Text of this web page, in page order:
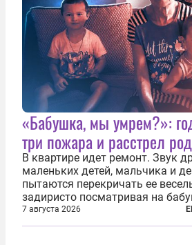
«Бабушка, мы умрем?»:
три пожара и расстрел
В квартире идет ремонт. Звук
маленьких детей, мальчика и
пытаются перекричать ее
задиристо посматривая на
им замечание, но внуки
сердится невсерьез. И это
7 августа 2026